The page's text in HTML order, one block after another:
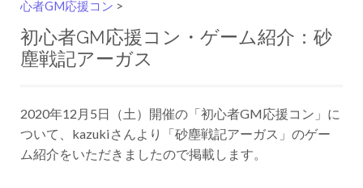
心者GM応援コン >
初心者GM応援コン・ゲーム紹介：砂
塵戦記アーガス
2020年12月5日（土）開催の「初心者GM応援コン」に
ついて、kazukiさんより「砂塵戦記アーガス」のゲー
ム紹介をいただきましたので掲載します。